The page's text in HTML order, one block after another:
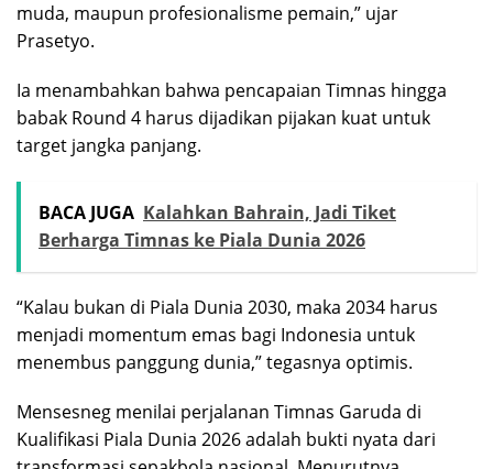
muda, maupun profesionalisme pemain,” ujar
Prasetyo.
Ia menambahkan bahwa pencapaian Timnas hingga
babak Round 4 harus dijadikan pijakan kuat untuk
target jangka panjang.
BACA JUGA Kalahkan Bahrain, Jadi Tiket
Berharga Timnas ke Piala Dunia 2026
“Kalau bukan di Piala Dunia 2030, maka 2034 harus
menjadi momentum emas bagi Indonesia untuk
menembus panggung dunia,” tegasnya optimis.
Mensesneg menilai perjalanan Timnas Garuda di
Kualifikasi Piala Dunia 2026 adalah bukti nyata dari